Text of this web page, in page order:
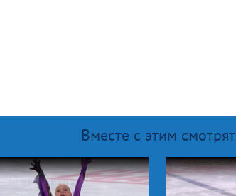
Вместе с этим смотрят